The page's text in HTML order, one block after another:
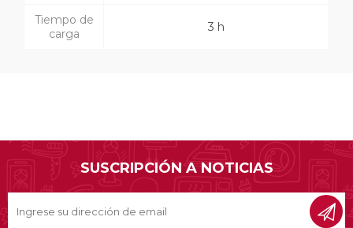
Tiempo de
carga
3 h
SUSCRIPCIÓN A NOTICIAS